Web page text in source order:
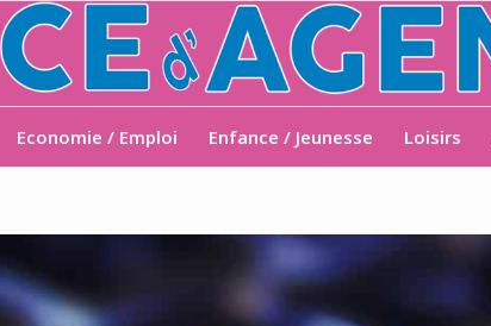
Economie / Emploi Enfance / Jeunesse Loisirs